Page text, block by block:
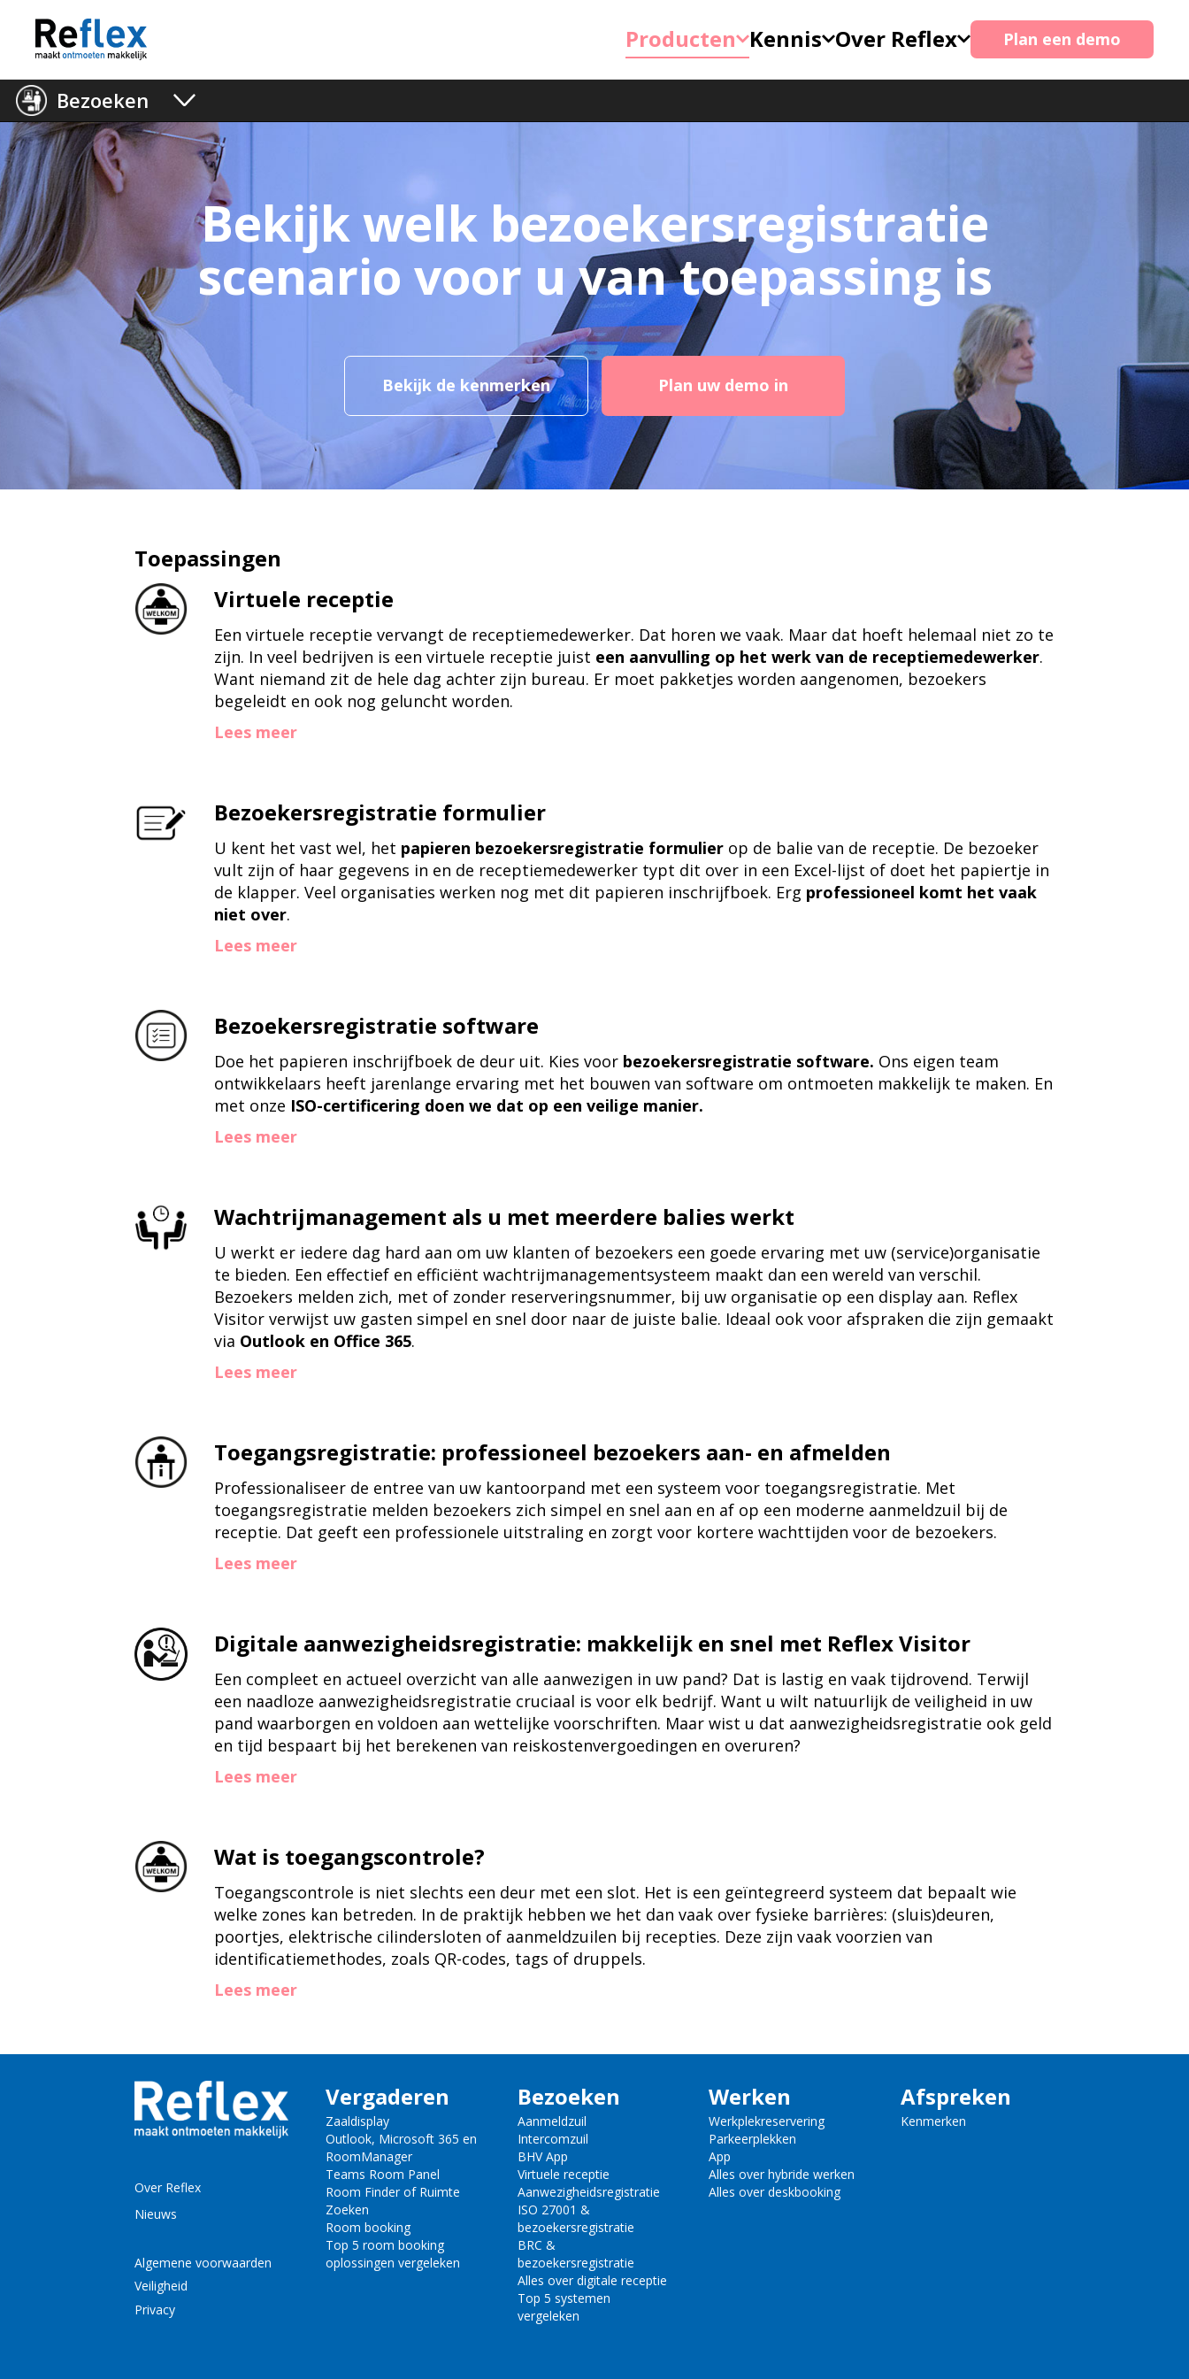
Producten Kennis Over Reflex Plan een demo
Toggle
navigation
Bezoeken
Bekijk welk bezoekersregistratie
scenario voor u van toepassing is
Bekijk de kenmerken Plan uw demo in
Toepassingen
Virtuele receptie
Een virtuele receptie vervangt de receptiemedewerker. Dat horen we vaak. Maar dat hoeft helemaal niet zo te
zijn. In veel bedrijven is een virtuele receptie juist een aanvulling op het werk van de receptiemedewerker.
Want niemand zit de hele dag achter zijn bureau. Er moet pakketjes worden aangenomen, bezoekers
begeleidt en ook nog geluncht worden.
Lees meer
Bezoekersregistratie formulier
U kent het vast wel, het papieren bezoekersregistratie formulier op de balie van de receptie. De bezoeker
vult zijn of haar gegevens in en de receptiemedewerker typt dit over in een Excel-lijst of doet het papiertje in
de klapper. Veel organisaties werken nog met dit papieren inschrijfboek. Erg professioneel komt het vaak
niet over.
Lees meer
Bezoekersregistratie software
Doe het papieren inschrijfboek de deur uit. Kies voor bezoekersregistratie software. Ons eigen team
ontwikkelaars heeft jarenlange ervaring met het bouwen van software om ontmoeten makkelijk te maken. En
met onze ISO-certificering doen we dat op een veilige manier.
Lees meer
Wachtrijmanagement als u met meerdere balies werkt
U werkt er iedere dag hard aan om uw klanten of bezoekers een goede ervaring met uw (service)organisatie
te bieden. Een effectief en efficiënt wachtrijmanagementsysteem maakt dan een wereld van verschil.
Bezoekers melden zich, met of zonder reserveringsnummer, bij uw organisatie op een display aan. Reflex
Visitor verwijst uw gasten simpel en snel door naar de juiste balie. Ideaal ook voor afspraken die zijn gemaakt
via Outlook en Office 365.
Lees meer
Toegangsregistratie: professioneel bezoekers aan- en afmelden
Professionaliseer de entree van uw kantoorpand met een systeem voor toegangsregistratie. Met
toegangsregistratie melden bezoekers zich simpel en snel aan en af op een moderne aanmeldzuil bij de
receptie. Dat geeft een professionele uitstraling en zorgt voor kortere wachttijden voor de bezoekers.
Lees meer
Digitale aanwezigheidsregistratie: makkelijk en snel met Reflex Visitor
Een compleet en actueel overzicht van alle aanwezigen in uw pand? Dat is lastig en vaak tijdrovend. Terwijl
een naadloze aanwezigheidsregistratie cruciaal is voor elk bedrijf. Want u wilt natuurlijk de veiligheid in uw
pand waarborgen en voldoen aan wettelijke voorschriften. Maar wist u dat aanwezigheidsregistratie ook geld
en tijd bespaart bij het berekenen van reiskostenvergoedingen en overuren?
Lees meer
Wat is toegangscontrole?
Toegangscontrole is niet slechts een deur met een slot. Het is een geïntegreerd systeem dat bepaalt wie
welke zones kan betreden. In de praktijk hebben we het dan vaak over fysieke barrières: (sluis)deuren,
poortjes, elektrische cilindersloten of aanmeldzuilen bij recepties. Deze zijn vaak voorzien van
identificatiemethodes, zoals QR-codes, tags of druppels.
Lees meer
Over Reflex
Nieuws
Algemene voorwaarden
Veiligheid
Privacy
Vergaderen
Zaaldisplay
Outlook, Microsoft 365 en
RoomManager
Teams Room Panel
Room Finder of Ruimte
Zoeken
Room booking
Top 5 room booking
oplossingen vergeleken
Bezoeken
Aanmeldzuil
Intercomzuil
BHV App
Virtuele receptie
Aanwezigheidsregistratie
ISO 27001 &
bezoekersregistratie
BRC &
bezoekersregistratie
Alles over digitale receptie
Top 5 systemen
vergeleken
Werken
Werkplekreservering
Parkeerplekken
App
Alles over hybride werken
Alles over deskbooking
Afspreken
Kenmerken